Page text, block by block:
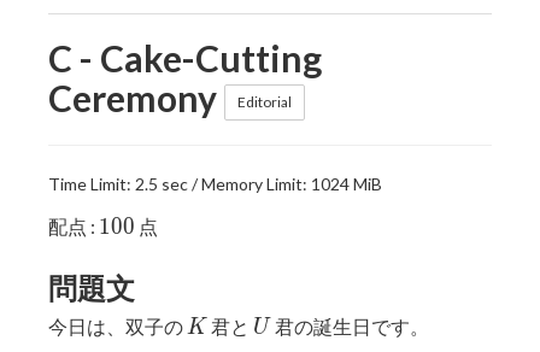
C - Cake-Cutting
Ceremony
Editorial
Time Limit: 2.5 sec / Memory Limit: 1024 MiB
配点 : 100
100 点
問題文
今日は、双子の K
K 君と U
U 君の誕生日です。